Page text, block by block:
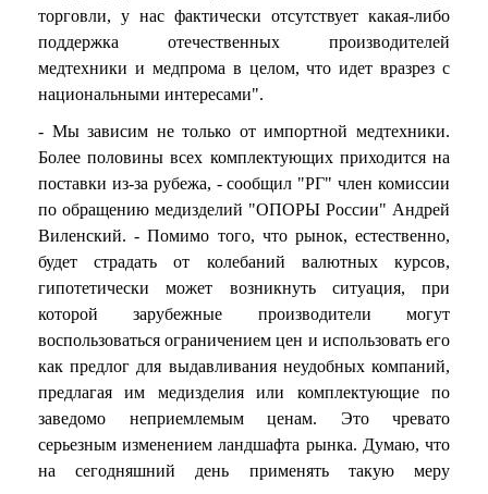
торговли, у нас фактически отсутствует какая-либо
поддержка отечественных производителей
медтехники и медпрома в целом, что идет вразрез с
национальными интересами".
- Мы зависим не только от импортной медтехники.
Более половины всех комплектующих приходится на
поставки из-за рубежа, - сообщил "РГ" член комиссии
по обращению медизделий "ОПОРЫ России" Андрей
Виленский. - Помимо того, что рынок, естественно,
будет страдать от колебаний валютных курсов,
гипотетически может возникнуть ситуация, при
которой зарубежные производители могут
воспользоваться ограничением цен и использовать его
как предлог для выдавливания неудобных компаний,
предлагая им медизделия или комплектующие по
заведомо неприемлемым ценам. Это чревато
серьезным изменением ландшафта рынка. Думаю, что
на сегодняшний день применять такую меру